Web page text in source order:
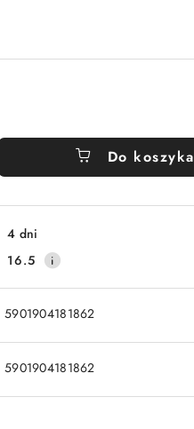
Do koszyka
4 dni
16.5
5901904181862
5901904181862